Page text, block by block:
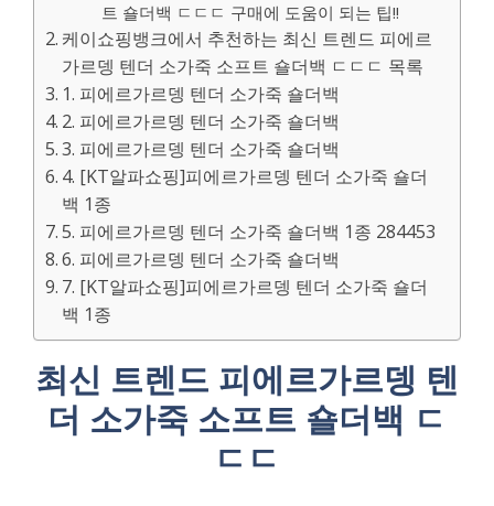
트 숄더백 ㄷㄷㄷ 구매에 도움이 되는 팁!!
케이쇼핑뱅크에서 추천하는 최신 트렌드 피에르
가르뎅 텐더 소가죽 소프트 숄더백 ㄷㄷㄷ 목록
1. 피에르가르뎅 텐더 소가죽 숄더백
2. 피에르가르뎅 텐더 소가죽 숄더백
3. 피에르가르뎅 텐더 소가죽 숄더백
4. [KT알파쇼핑]피에르가르뎅 텐더 소가죽 숄더
백 1종
5. 피에르가르뎅 텐더 소가죽 숄더백 1종 284453
6. 피에르가르뎅 텐더 소가죽 숄더백
7. [KT알파쇼핑]피에르가르뎅 텐더 소가죽 숄더
백 1종
최신 트렌드 피에르가르뎅 텐
더 소가죽 소프트 숄더백 ㄷ
ㄷㄷ